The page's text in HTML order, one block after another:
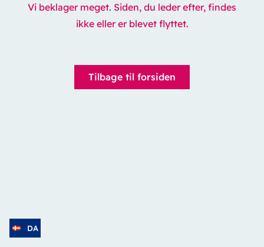
Vi beklager meget. Siden, du leder efter, findes
ikke eller er blevet flyttet.
Tilbage til forsiden
DA